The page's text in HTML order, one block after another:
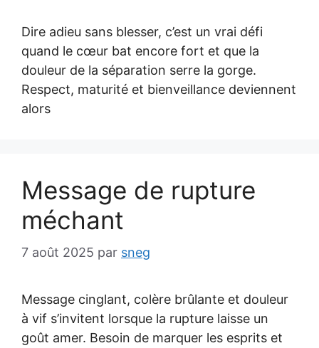
Dire adieu sans blesser, c’est un vrai défi
quand le cœur bat encore fort et que la
douleur de la séparation serre la gorge.
Respect, maturité et bienveillance deviennent
alors
Message de rupture
méchant
7 août 2025 par sneg
Message cinglant, colère brûlante et douleur
à vif s’invitent lorsque la rupture laisse un
goût amer. Besoin de marquer les esprits et